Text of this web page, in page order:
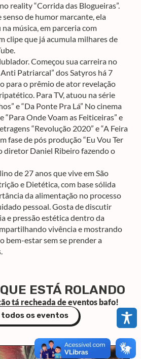
reality “Corrida das Blogueiras”.
de humor marcante, ela
música, em parceria com
clipe que já acumula milhares de
Começou sua carreira no
Patriarcal” dos Satyros há 7
para o prêmio de ator revelação
Para TV, atuou na série
e “Da Ponte Pra Lá” No cinema
“Para Onde Voam as Feiticeiras” e
“Revolução 2020” e “A Feira
fase de pós produção “Eu Vou Ter
diretor Daniel Ribeiro fazendo o
de 27 anos que vive em São
e Dietética, com base sólida
da alimentação no processo
pessoal. Gosta de discutir
e pressão estética dentro da
vivência e mostrando
bem-estar sem se prender a
ESTÁ ROLANDO
tá recheada de eventos bafo!
os eventos